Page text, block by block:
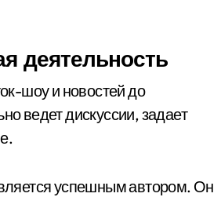
деятельность
шоу и новостей до
ведет дискуссии, задает
успешным автором. Он